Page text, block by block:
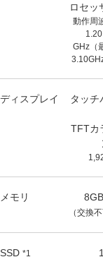
ロセッ
動作周
1.20
GHz（
3.10GHz
ディスプレイ
タッチ
TFTカ
メモリ 8GB
（交換不
SSD *1